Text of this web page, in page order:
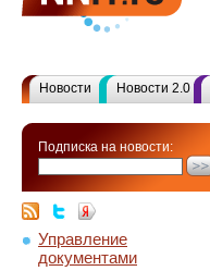
Новости Новости 2.0
Подписка на новости:
Управление
документами